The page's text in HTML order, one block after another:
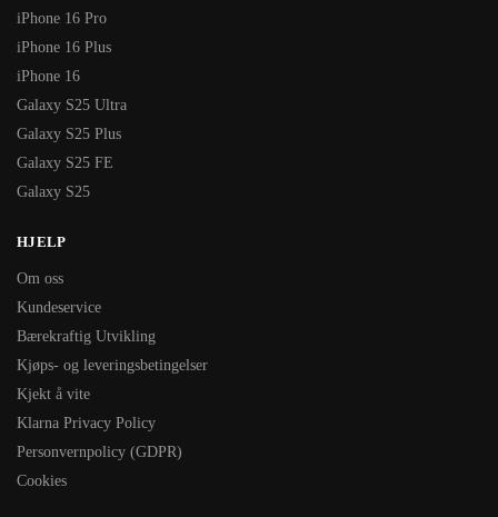
iPhone 16 Pro
iPhone 16 Plus
iPhone 16
Galaxy S25 Ultra
Galaxy S25 Plus
Galaxy S25 FE
Galaxy S25
HJELP
Om oss
Kundeservice
Bærekraftig Utvikling
Kjøps- og leveringsbetingelser
Kjekt å vite
Klarna Privacy Policy
Personvernpolicy (GDPR)
Cookies